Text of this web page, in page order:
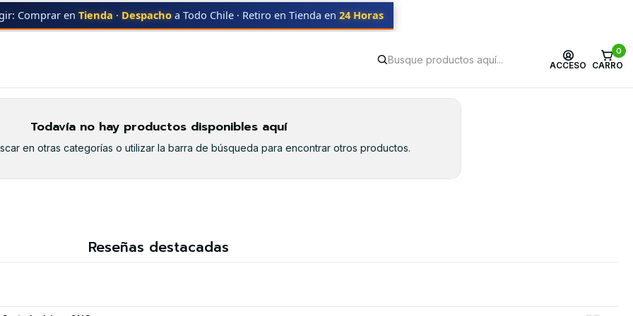
ACCESO
0
CARRO
Comprar en Tienda · Despacho a Todo Chile · Retiro en Tienda en 24 Horas
MITA TK-5217 MAGENTA
TK-5217 MAGENTA
Todavía no hay productos disponibles aquí
en otras categorías o utilizar la barra de búsqueda para encontrar otros productos.
Reseñas destacadas